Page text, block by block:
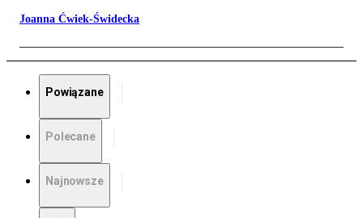
Joanna Ćwiek-Świdecka
Powiązane
Polecane
Najnowsze